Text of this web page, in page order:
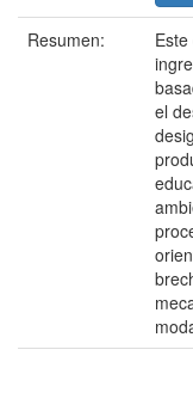
Resumen:
el